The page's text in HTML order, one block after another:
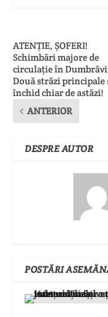
ATENȚIE, ȘOFERI!
Schimbări majore de
circulație în
Două străzi principale
închid chiar de astăzi!
ANTERIOR
DESPRE AUTOR
POSTĂRI